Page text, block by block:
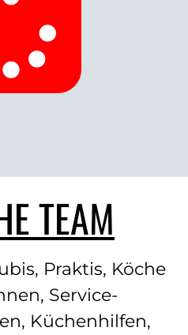
TEAM
Praktis, Köche
Service­
Küchen­hilfen,